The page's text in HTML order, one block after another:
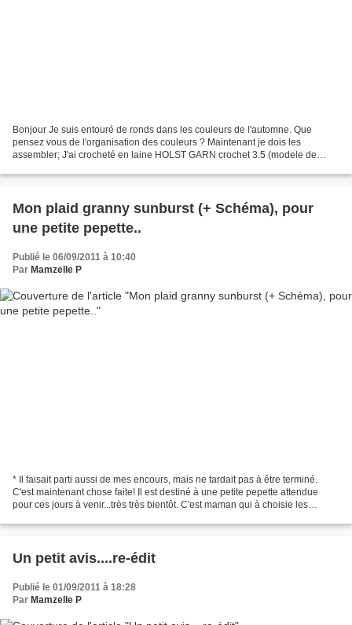
Bonjour Je suis entouré de ronds dans les couleurs de l'automne. Que
pensez vous de l'organisation des couleurs ? Maintenant je dois les
assembler; J'ai crocheté en laine HOLST GARN crochet 3.5 (modele de
Mon plaid granny sunburst (+ Schéma), pour
une petite pepette..
Publié le 06/09/2011 à 10:40
Par Mamzelle P
* Il faisait parti aussi de mes encours, mais ne tardait pas à être terminé.
C'est maintenant chose faite! Il est destiné à une petite pepette attendue
pour ces jours à venir...très très bientôt. C'est maman qui à choisie les
Un petit avis....re-édit
Publié le 01/09/2011 à 18:28
Par Mamzelle P